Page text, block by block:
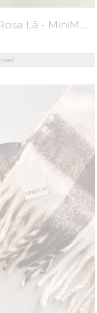
Cachecol Rosa Lã - MiniMoni